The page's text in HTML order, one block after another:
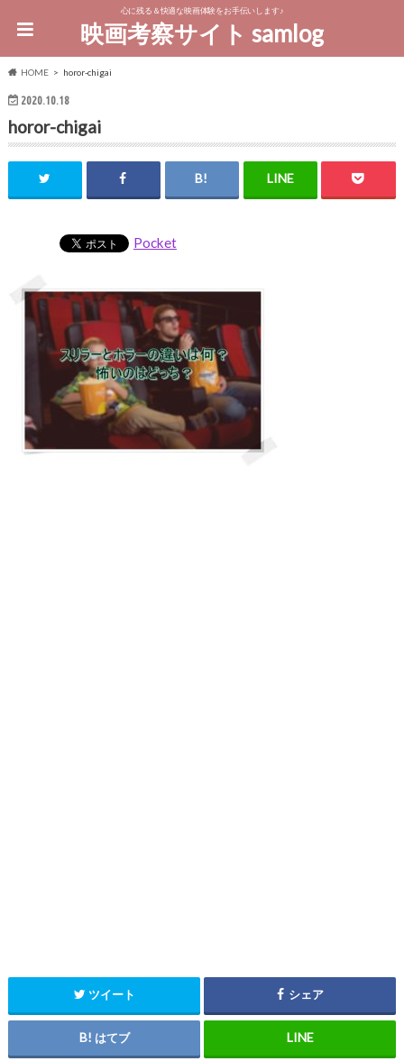
心に残る＆快適な映画体験をお手伝いします♪
映画考察サイト samlog
HOME horor-chigai
2020.10.18
horor-chigai
Pocket
ツイート シェア
はてブ